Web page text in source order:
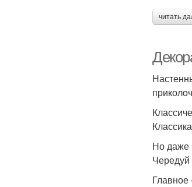
читать
Но даже
Главное